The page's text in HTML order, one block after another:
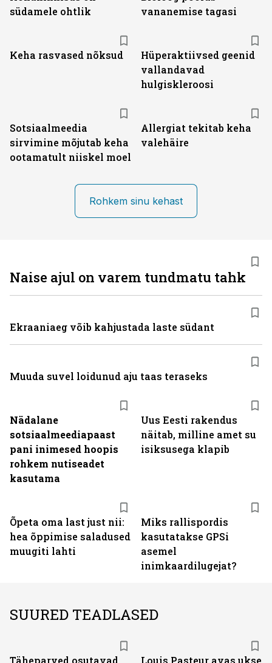
südamele ohtlik
vananemise tagasi
Keha rasvased nõksud
Hüperaktiivsed geenid
vallandavad
hulgiskleroosi
Sotsiaalmeedia
sirvimine mõjutab keha
ootamatult niiskel moel
Allergiat tekitab keha
valehäire
Rohkem sinu kehast
Nädalane
sotsiaalmeediapaast
pani inimesed hoopis
rohkem nutiseadet
kasutama
Uus Eesti rakendus
näitab, milline amet su
isiksusega klapib
Õpeta oma last just nii:
hea õppimise saladused
muugiti lahti
Miks rallispordis
kasutatakse GPSi
asemel
inimkaardilugejat?
Naise ajul on varem tundmatu tahk
Ekraaniaeg võib kahjustada laste südant
Muuda suvel loidunud aju taas teraseks
SUURED TEADLASED
Täheparved osutavad
Louis Pasteur avas ukse